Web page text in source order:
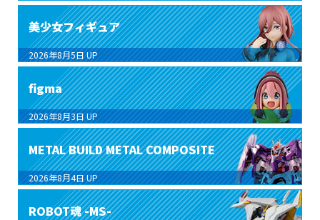
美少女フィギュア
2026年8月5日 UP
figma
2026年8月3日 UP
METAL BUILD METAL COMPOSITE
2026年8月4日 UP
ROBOT魂 -MS-